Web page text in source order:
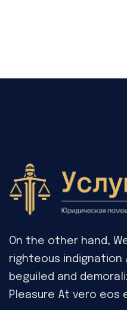
On the other hand,
righteous indignation
beguiled and
Pleasure At vero eos